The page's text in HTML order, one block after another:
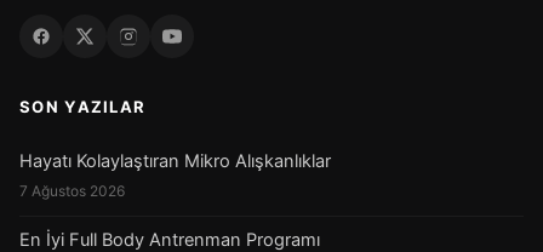
SON YAZILAR
Hayatı Kolaylaştıran Mikro Alışkanlıklar
7 Ağustos 2026
En İyi Full Body Antrenman Programı